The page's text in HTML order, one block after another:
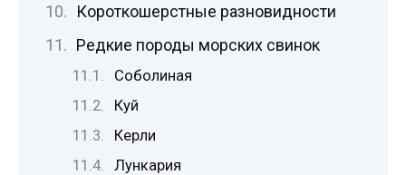
Короткошерстные разновидности
Редкие породы морских свинок
Соболиная
Куй
Керли
Лункария